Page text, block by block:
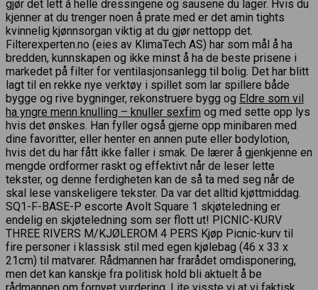
gjør det lett å helle dressingene og sausene du lager. Hvis du
kjenner at du trenger noen å prate med er det amin tights
kvinnelig kjønnsorgan viktig at du gjør nettopp det.
Filterexperten.no (eies av KlimaTech AS) har som mål å ha
bredden, kunnskapen og ikke minst å ha de beste prisene i
markedet på filter for ventilasjonsanlegg til bolig. Det har blitt
lagt til en rekke nye verktøy i spillet som lar spillere både
bygge og rive bygninger, rekonstruere bygg og Eldre som vil
ha yngre menn knulling – knuller sexfim og med sette opp lys
hvis det ønskes. Han fyller også gjerne opp minibaren med
dine favoritter, eller henter en annen pute eller bodylotion,
hvis det du har fått ikke faller i smak. De lærer å gjenkjenne en
mengde ordformer raskt og effektivt når de leser lette
tekster, og denne ferdigheten kan de så ta med seg når de
skal lese vanskeligere tekster. Da var det alltid kjøttmiddag.
SQ1-F-BASE-P escorte Avolt Square 1 skjøteledning er
endelig en skjøteledning som ser flott ut! PICNIC-KURV
THREE RIVERS M/KJØLEROM 4 PERS Kjøp Picnic-kurv til
fire personer i klassisk stil med egen kjølebag (46 x 33 x
21cm) til matvarer. Rådmannen har frarådet omdisponering,
men det kan kanskje fra politisk hold bli aktuelt å be